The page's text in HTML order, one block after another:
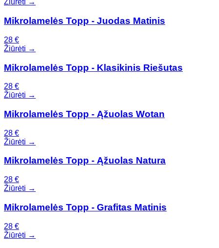
Žiūrėti →
Mikrolamelės Topp - Juodas Matinis
28 €
Žiūrėti →
Mikrolamelės Topp - Klasikinis Riešutas
28 €
Žiūrėti →
Mikrolamelės Topp - Ąžuolas Wotan
28 €
Žiūrėti →
Mikrolamelės Topp - Ąžuolas Natura
28 €
Žiūrėti →
Mikrolamelės Topp - Grafitas Matinis
28 €
Žiūrėti →